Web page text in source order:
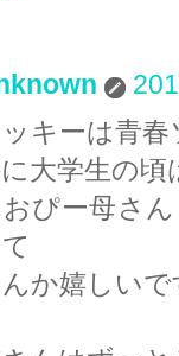
キーは青
大学生の
ぴー母さ
か嬉しい